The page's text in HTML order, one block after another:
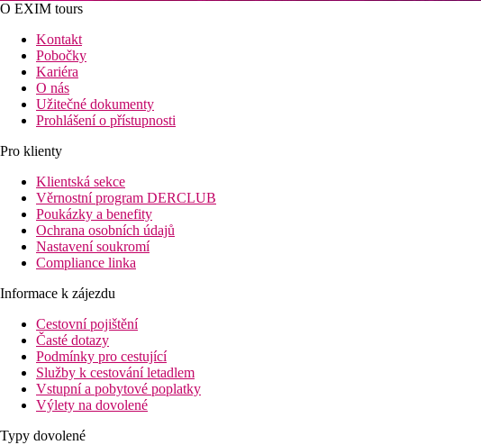
O EXIM tours
Kontakt
Pobočky
Kariéra
O nás
Užitečné dokumenty
Prohlášení o přístupnosti
Pro klienty
Klientská sekce
Věrnostní program DERCLUB
Poukázky a benefity
Ochrana osobních údajů
Nastavení soukromí
Compliance linka
Informace k zájezdu
Cestovní pojištění
Časté dotazy
Podmínky pro cestující
Služby k cestování letadlem
Vstupní a pobytové poplatky
Výlety na dovolené
Typy dovolené